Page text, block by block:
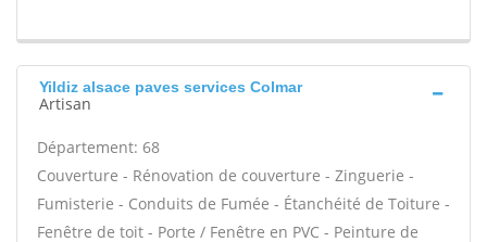
Yildiz alsace paves services Colmar
Artisan
Département: 68
Couverture - Rénovation de couverture - Zinguerie -
Fumisterie - Conduits de Fumée - Étanchéité de Toiture -
Fenêtre de toit - Porte / Fenêtre en PVC - Peinture de